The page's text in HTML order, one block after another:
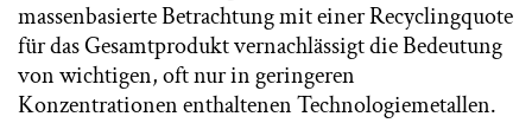
massenbasierte Betrachtung mit einer Recyclingquote
für das Gesamtprodukt vernachlässigt die Bedeutung
von wichtigen, oft nur in geringeren
Konzentrationen enthaltenen Technologiemetallen.